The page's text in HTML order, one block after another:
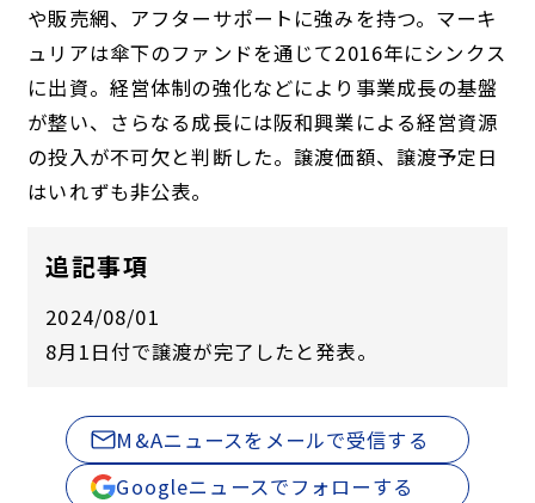
や販売網、アフターサポートに強みを持つ。マーキ
ュリアは傘下のファンドを通じて2016年にシンクス
に出資。経営体制の強化などにより事業成長の基盤
が整い、さらなる成長には阪和興業による経営資源
の投入が不可欠と判断した。譲渡価額、譲渡予定日
はいれずも非公表。
追記事項
2024/08/01
8月1日付で譲渡が完了したと発表。
M&Aニュースをメールで受信する
Googleニュースでフォローする